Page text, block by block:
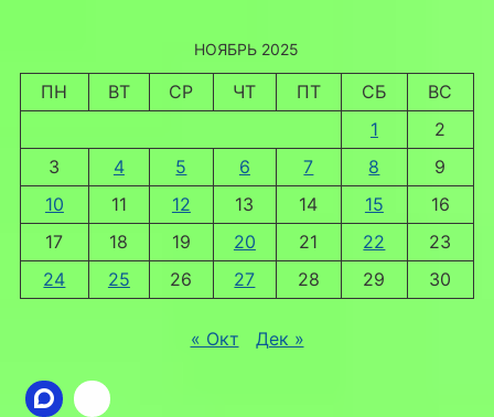
НОЯБРЬ 2025
ПН ВТ СР ЧТ ПТ СБ
ВС
1
2
3
4 5 6 7 8
9
10
11 12 13 14 15
16
17
18 19 20 21 22
23
24
25 26 27 28 29 30
« Окт Дек »